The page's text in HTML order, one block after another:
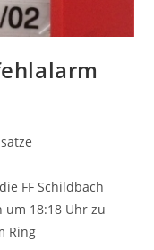
FF Schildbach
18:18 Uhr zu
Ring